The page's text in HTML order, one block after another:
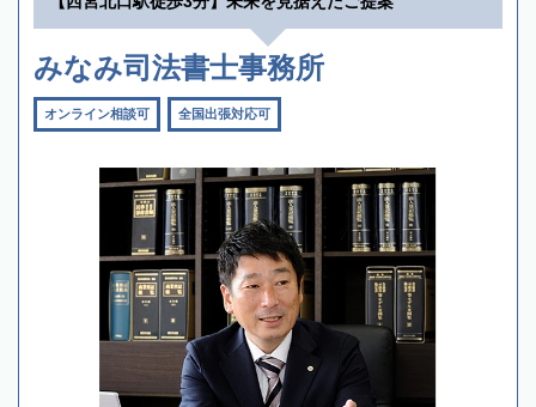
みなみ司法書士事務所
オンライン相談可 全国出張対応可